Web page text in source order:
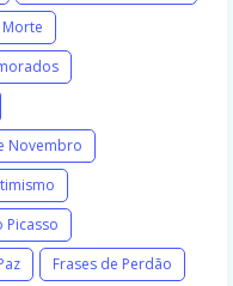
Morte
Novembro
Picasso
Frases de Perdão